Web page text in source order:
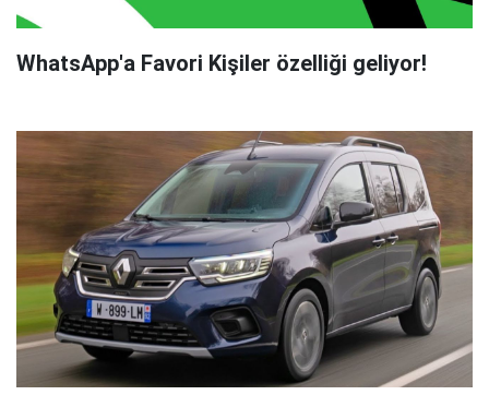
WhatsApp'a Favori Kişiler özelliği geliyor!